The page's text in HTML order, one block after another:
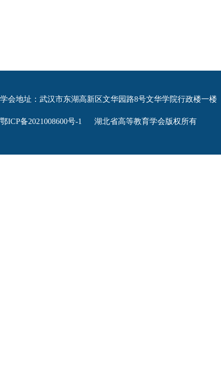
学会地址：武汉市东湖高新区文华园路8号文华学院行政楼一楼
鄂ICP备2021008600号-1 湖北省高等教育学会版权所有